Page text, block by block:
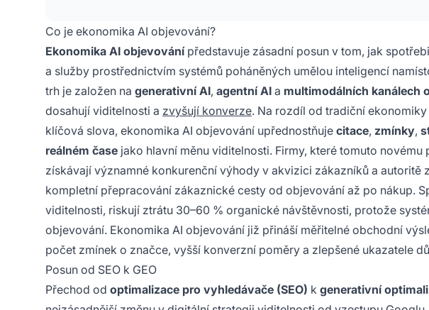
Co je ekonomika AI objevování?
Ekonomika AI objevovánípředstavuje zásadní posun v tom, jak
a služby prostřednictvím systémů poháněných umělou inteligencí
trh je založen na generativní AI, agentní AI a multimodálních kanálech
dosahují viditelnosti a zvyšují konverze. Na rozdíl od tradiční
klíčová slova, ekonomika AI objevování upřednostňuje citace, zmínky,
reálném čase jako hlavní měnu viditelnosti. Firmy, které tomuto
získávají významné konkurenční výhody v akvizici zákazníků a
kompletní přepracování zákaznické cesty od objevování až po nákup.
viditelnosti, riskují ztrátu 30–60 % organické návštěvnosti, protože
objevování. Ekonomika AI objevování již přináší měřitelné obchodní
počet zmínek o značce, vyšší konverzní poměry a zlepšené ukazatele
Posun od SEO k GEO
Přechod od optimalizace pro vyhledávače (SEO) k generativní